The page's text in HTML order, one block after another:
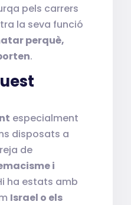
pels carrers
la seva funció
perquè,
.
especialment
disposats a
de
i
ha estats amb
Israel o els